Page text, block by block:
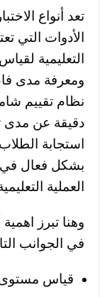
تعد أنواع
الأدوات التي
التعليمية
ومعرفة مدى
نظام تقييم
دقيقة عن مدى
استجابة
بشكل فعال في
العملية
وهنا تبرز
في الجوانب
قياس مستوى